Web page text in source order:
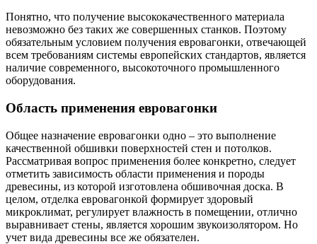
Понятно, что получение высококачественного материала
невозможно без таких же совершенных станков. Поэтому
обязательным условием получения евровагонки, отвечающей
всем требованиям системы европейских стандартов, является
наличие современного, высокоточного промышленного
оборудования.
Область применения евровагонки
Общее назначение евровагонки одно – это выполнение
качественной обшивки поверхностей стен и потолков.
Рассматривая вопрос применения более конкретно, следует
отметить зависимость области применения и породы
древесины, из которой изготовлена обшивочная доска. В
целом, отделка евровагонкой формирует здоровый
микроклимат, регулирует влажность в помещении, отлично
выравнивает стены, является хорошим звукоизолятором. Но
учет вида древесины все же обязателен.